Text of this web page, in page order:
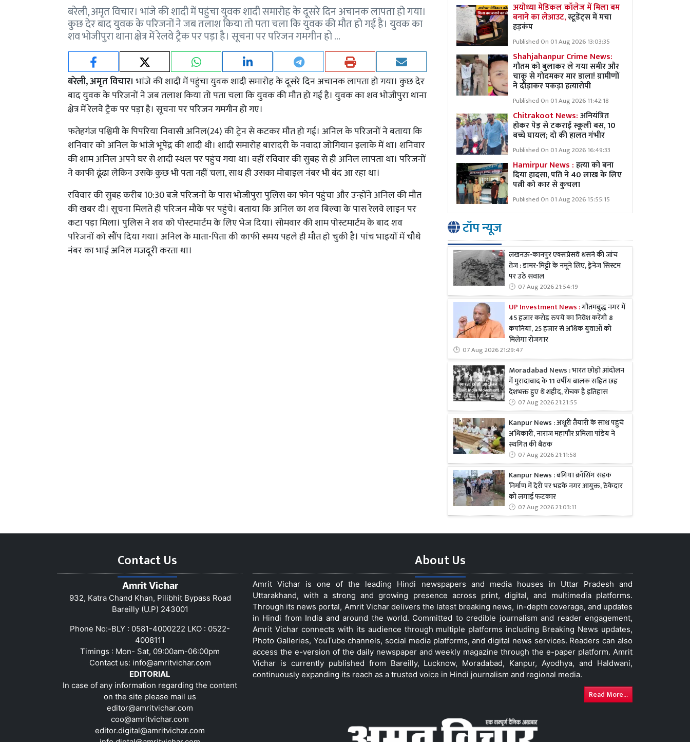
बरेली, अमृत विचार। भांजे की शादी में पहुंचा युवक शादी समारोह के दूसरे दिन अचानक लापता हो गया।
कुछ देर बाद युवक के परिजनों ने जब तलाश किया तो पता चला कि युवक की मौत हो गई है। युवक का
शव भोजीपुरा थाना क्षेत्र में रेलवे ट्रैक पर पड़ा है। सूचना पर परिजन गमगीन हो …
बरेली, अमृत विचार। भांजे की शादी में पहुंचा युवक शादी समारोह के दूसरे दिन अचानक लापता हो गया। कुछ देर
बाद युवक के परिजनों ने जब तलाश किया तो पता चला कि युवक की मौत हो गई है। युवक का शव भोजीपुरा थाना
क्षेत्र में रेलवे ट्रैक पर पड़ा है। सूचना पर परिजन गमगीन हो गए।
फतेहगंज पश्चिमी के पिपरिया निवासी अनिल(24) की ट्रेन से कटकर मौत हो गई। अनिल के परिजनों ने बताया कि
शनिवार को अनिल के भांजे भूपेंद्र की शादी थी। शादी समारोह बारादरी के नवादा जोगियान इलाके में था। शनिवार
की शाम अनिल अपने घर से शादी स्थल पर पहुंच गया था। वहीं रविवार की सुबह से ही अनिल लापता था। परिजनों
ने काफी ढूंढा लेकिन उसके कुछ भी पता नहीं चला, साथ ही उसका मोबाइल नंबर भी बंद आ रहा था।
रविवार की सुबह करीब 10:30 बजे परिजनों के पास भोजीपुरा पुलिस का फोन पहुंचा और उन्होंने अनिल की मौत
की खबर दी। सूचना मिलते ही परिजन मौके पर पहुंचे। बताया कि अनिल का शव बिल्वा के पास रेलवे लाइन पर
कटा पड़ा मिला। पुलिस ने शव को पोस्टमार्टम के लिए भेज दिया। सोमवार की शाम पोस्टमार्टम के बाद शव
परिजनों को सौंप दिया गया। अनिल के माता-पिता की काफी समय पहले ही मौत हो चुकी है। पांच भाइयों में चौथे
नंबर का भाई अनिल मजदूरी करता था।
अयोध्या मेडिकल कॉलेज में मिला बम
बनाने का लेआउट,स्टूडेंट्स में मचा
हड़कंप
Published On 01 Aug 2026 13:03:35
Shahjahanpur Crime News:
गौतम को बुलाकर ले गया समीर और
चाकू से गोदमकर मार डाला! ग्रामीणों
ने दौड़ाकर पकड़ा हत्यारोपी
Published On 01 Aug 2026 11:42:18
Chitrakoot News:अनियंत्रित
होकर पेड़ से टकराई स्कूली बस, 10
बच्चे घायल; दो की हालत गंभीर
Published On 01 Aug 2026 16:49:33
Hamirpur News :हत्या को बना
दिया हादसा, पति ने 40 लाख के लिए
पत्नी को कार से कुचला
Published On 01 Aug 2026 15:55:15
टॉप न्यूज
लखनऊ-कानपुर एक्सप्रेसवे धंसने की जांच
तेज : डामर-मिट्टी के नमूने लिए, ड्रेनेज सिस्टम
पर उठे सवाल
07 Aug 2026 21:54:19
UP Investment News :गौतमबुद्ध नगर में
45 हजार करोड़ रुपये का निवेश करेंगी 8
कंपनियां, 25 हजार से अधिक युवाओं को
मिलेगा रोजगार
07 Aug 2026 21:29:47
Moradabad News : भारत छोड़ो आंदोलन
में मुरादाबाद के 11 वर्षीय बालक सहित छह
देशभक्त हुए थे शहीद, रोचक है इतिहास
07 Aug 2026 21:21:55
Kanpur News : अधूरी तैयारी के साथ पहुंचे
अधिकारी, नाराज महापौर प्रमिला पांडेय ने
स्थगित की बैठक
07 Aug 2026 21:11:58
Kanpur News : बगिया क्रॉसिंग सड़क
निर्माण में देरी पर भड़के नगर आयुक्त, ठेकेदार
को लगाई फटकार
07 Aug 2026 21:03:11
Contact Us
Amrit Vichar
932, Katra Chand Khan, Pilibhit Bypass Road
Bareilly (U.P) 243001
Phone No:-BLY : 0581-4000222 LKO : 0522-
4008111
Timings : Mon- Sat, 09:00am-06:00pm
Contact us: info@amritvichar.com
EDITORIAL
In case of any information regarding the content
on the site please mail us
editor@amritvichar.com
coo@amritvichar.com
editor.digital@amritvichar.com
About Us
Amrit Vichar is one of the leading Hindi newspapers and media houses in Uttar Pradesh and
Uttarakhand, with a strong and growing presence across print, digital, and multimedia platforms.
Through its news portal, Amrit Vichar delivers the latest breaking news, in-depth coverage, and updates
in Hindi from India and around the world. Committed to credible journalism and reader engagement,
Amrit Vichar connects with its audience through multiple platforms including Breaking News updates,
Photo Galleries, YouTube channels, social media platforms, and digital news services. Readers can also
access the e-version of the daily newspaper and weekly magazine through the e-paper platform. Amrit
Vichar is currently published from Bareilly, Lucknow, Moradabad, Kanpur, Ayodhya, and Haldwani,
continuously expanding its reach as a trusted voice in Hindi journalism and regional media.
Read More...